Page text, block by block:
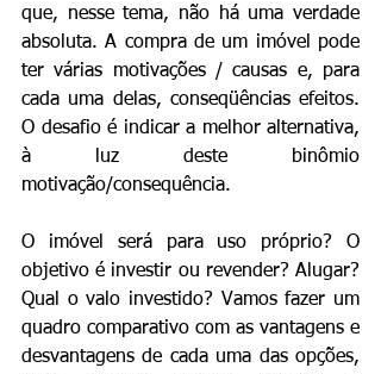
que, nesse tema, não há uma verdade
absoluta. A compra de um imóvel pode
ter várias motivações / causas e, para
cada uma delas, conseqüências efeitos.
O desafio é indicar a melhor alternativa,
à luz deste binômio
motivação/consequência.
O imóvel será para uso próprio? O
objetivo é investir ou revender? Alugar?
Qual o valo investido? Vamos fazer um
quadro comparativo com as vantagens e
desvantagens de cada uma das opções,